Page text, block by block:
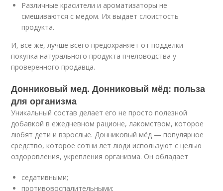
Различные красители и ароматизаторы не
смешиваются с медом. Их выдает слоистость
продукта.
И, все же, лучше всего предохраняет от подделки
покупка натурального продукта пчеловодства у
проверенного продавца.
Донниковый мед. Донниковый мёд: польза
для организма
Уникальный состав делает его не просто полезной
добавкой в ежедневном рационе, лакомством, которое
любят дети и взрослые. Донниковый мёд — популярное
средство, которое сотни лет люди используют с целью
оздоровления, укрепления организма. Он обладает
седативными;
противовоспалительными;